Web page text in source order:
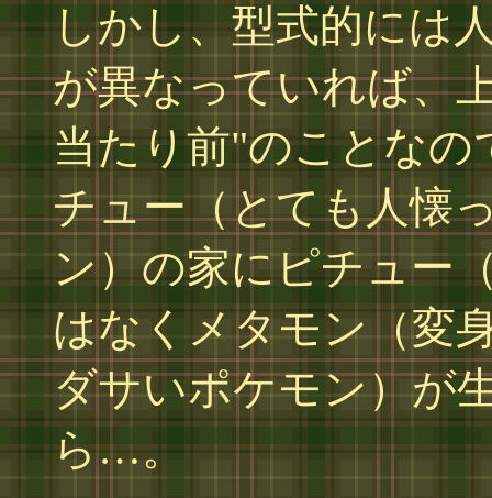
しかし、型式的には
が異なっていれば、
当たり前"のことな
チュー（とても人懐
ン）の家にピチュー
はなくメタモン（変
ダサいポケモン）が
ら…。